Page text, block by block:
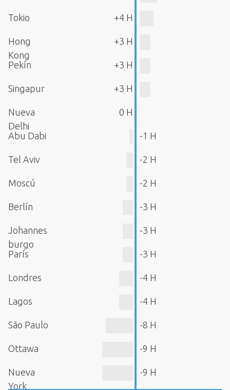
Tokio +4 H
Hong
Kong
+3 H
Pekín +3 H
Singapur +3 H
Nueva
Delhi
0 H
Abu Dabi -1 H
Tel Aviv -2 H
Moscú -2 H
Berlín -3 H
Johannes
burgo
-3 H
París -3 H
Londres -4 H
Lagos -4 H
São Paulo -8 H
Ottawa -9 H
Nueva
York
-9 H